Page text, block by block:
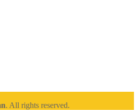
. All rights reserved.